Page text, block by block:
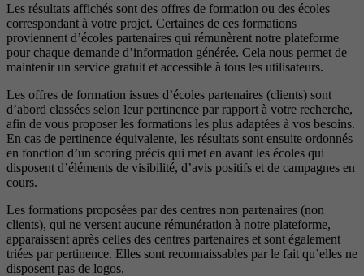
Les résultats affichés sont des offres de formation ou des écoles
correspondant à votre projet. Certaines de ces formations
proviennent d’écoles partenaires qui rémunèrent notre plateforme
pour chaque demande d’information générée. Cela nous permet de
maintenir un service gratuit et accessible à tous les utilisateurs.
Les offres de formation issues d’écoles partenaires (clients) sont
d’abord classées selon leur pertinence par rapport à votre recherche,
afin de vous proposer les formations les plus adaptées à vos besoins.
En cas de pertinence équivalente, les résultats sont ensuite ordonnés
en fonction d’un scoring précis qui met en avant les écoles qui
disposent d’éléments de visibilité, d’avis positifs et de campagnes en
cours.
Les formations proposées par des centres non partenaires (non
clients), qui ne versent aucune rémunération à notre plateforme,
apparaissent après celles des centres partenaires et sont également
triées par pertinence. Elles sont reconnaissables par le fait qu’elles ne
disposent pas de logos.